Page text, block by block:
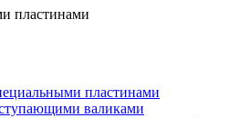
пластинами
пластинами
валиками